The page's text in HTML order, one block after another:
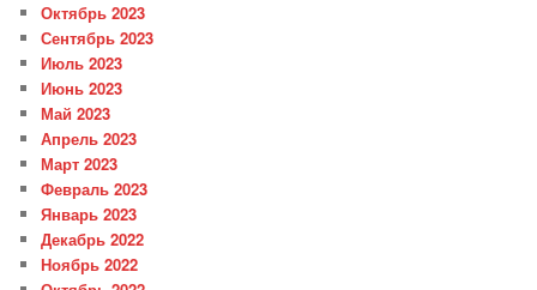
Октябрь 2023
Сентябрь 2023
Июль 2023
Июнь 2023
Май 2023
Апрель 2023
Март 2023
Февраль 2023
Январь 2023
Декабрь 2022
Ноябрь 2022